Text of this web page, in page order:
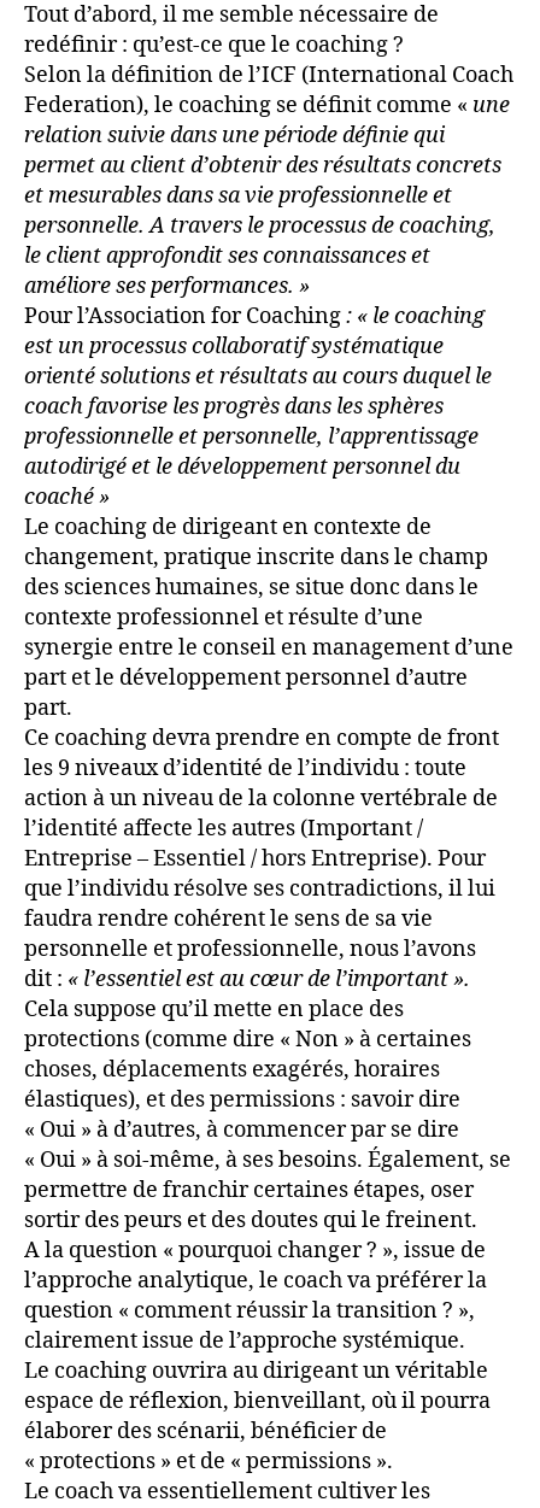
Tout d’abord, il me semble nécessaire de
redéfinir : qu’est-ce que le coaching ?
Selon la définition de l’ICF (International Coach
Federation), le coaching se définit comme « une
relation suivie dans une période définie qui
permet au client d’obtenir des résultats concrets
et mesurables dans sa vie professionnelle et
personnelle. A travers le processus de coaching,
le client approfondit ses connaissances et
améliore ses performances. »
Pour l’Association for Coaching: « le coaching
est un processus collaboratif systématique
orienté solutions et résultats au cours duquel le
coach favorise les progrès dans les sphères
professionnelle et personnelle, l’apprentissage
autodirigé et le développement personnel du
coaché »
Le coaching de dirigeant en contexte de
changement, pratique inscrite dans le champ
des sciences humaines, se situe donc dans le
contexte professionnel et résulte d’une
synergie entre le conseil en management d’une
part et le développement personnel d’autre
part.
Ce coaching devra prendre en compte de front
les 9 niveaux d’identité de l’individu : toute
action à un niveau de la colonne vertébrale de
l’identité affecte les autres (Important /
Entreprise – Essentiel / hors Entreprise). Pour
que l’individu résolve ses contradictions, il lui
faudra rendre cohérent le sens de sa vie
personnelle et professionnelle, nous l’avons
dit : « l’essentiel est au cœur de l’important ».
Cela suppose qu’il mette en place des
protections (comme dire « Non » à certaines
choses, déplacements exagérés, horaires
élastiques), et des permissions : savoir dire
« Oui » à d’autres, à commencer par se dire
« Oui » à soi-même, à ses besoins. Également, se
permettre de franchir certaines étapes, oser
sortir des peurs et des doutes qui le freinent.
A la question « pourquoi changer ? », issue de
l’approche analytique, le coach va préférer la
question « comment réussir la transition ? »,
clairement issue de l’approche systémique.
Le coaching ouvrira au dirigeant un véritable
espace de réflexion, bienveillant, où il pourra
élaborer des scénarii, bénéficier de
« protections » et de « permissions ».
Le coach va essentiellement cultiver les